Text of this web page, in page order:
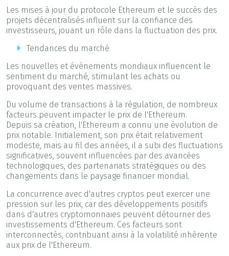
Les mises à jour du protocole Ethereum et le succès des
projets décentralisés influent sur la confiance des
investisseurs, jouant un rôle dans la fluctuation des prix.
Tendances du marché
Les nouvelles et événements mondiaux influencent le
sentiment du marché, stimulant les achats ou
provoquant des ventes massives.
Du volume de transactions à la régulation, de nombreux
facteurs peuvent impacter le prix de l'Ethereum.
Depuis sa création, l'Ethereum a connu une évolution de
prix notable. Initialement, son prix était relativement
modeste, mais au fil des années, il a subi des fluctuations
significatives, souvent influencées par des avancées
technologiques, des partenariats stratégiques ou des
changements dans le paysage financier mondial.
La concurrence avec d'autres cryptos peut exercer une
pression sur les prix, car des développements positifs
dans d'autres cryptomonnaies peuvent détourner des
investissements d'Ethereum. Ces facteurs sont
interconnectés, contribuant ainsi à la volatilité inhérente
aux prix de l'Ethereum.